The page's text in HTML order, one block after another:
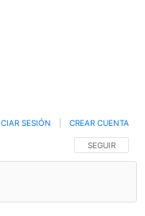
SIGA ESTA
SEGUIR
SESIÓN CREAR CUENTA